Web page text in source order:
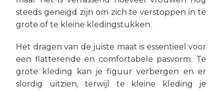
steeds geneigd zijn om zich te verstoppen in te
grote of te kleine kledingstukken.
Het dragen van de juiste maat is essentieel voor
een flatterende en comfortabele pasvorm. Te
grote kleding kan je figuur verbergen en er
slordig uitzien, terwijl te kleine kleding je